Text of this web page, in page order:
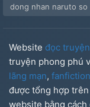
dong nhan naruto so
Website đọc truyện
truyện phong phú
lãng mạn, fanfiction
được tổng hợp
website bằng